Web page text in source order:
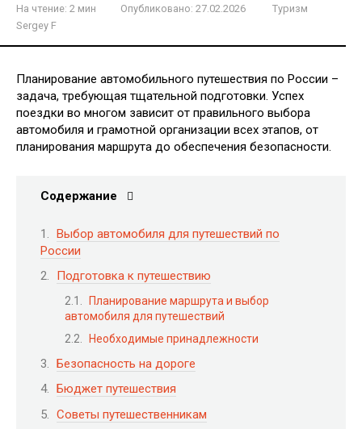
На чтение: 2 мин Опубликовано: 27.02.2026
Туризм
Sergey F
Планирование автомобильного путешествия по России –
задача, требующая тщательной подготовки. Успех
поездки во многом зависит от правильного выбора
автомобиля и грамотной организации всех этапов, от
планирования маршрута до обеспечения безопасности.
Содержание
Выбор автомобиля для путешествий по
России
Подготовка к путешествию
Планирование маршрута и выбор
автомобиля для путешествий
Необходимые принадлежности
Безопасность на дороге
Бюджет путешествия
Советы путешественникам